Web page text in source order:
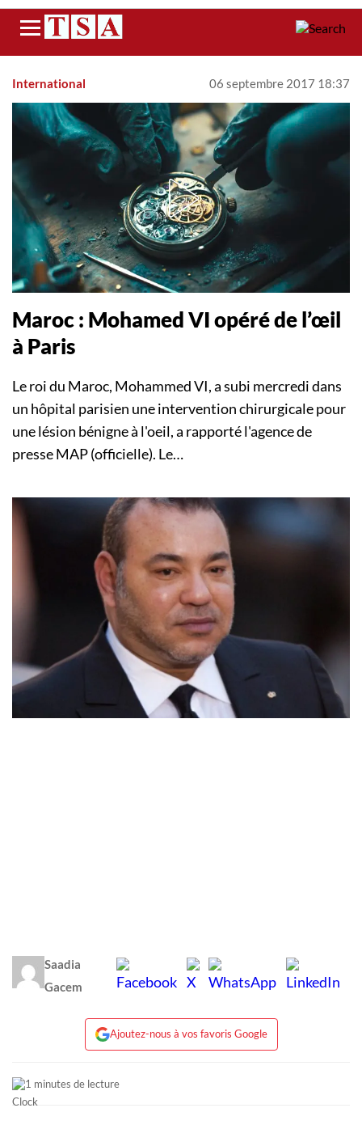
Menu
International 06 septembre 2017 18:37
Maroc : Mohamed VI opéré de l’œil
à Paris
Le roi du Maroc, Mohammed VI, a subi mercredi dans
un hôpital parisien une intervention chirurgicale pour
une lésion bénigne à l'oeil, a rapporté l'agence de
presse MAP (officielle). Le…
Saadia
Gacem
Ajoutez-nous à vos favoris Google
1 minutes de lecture